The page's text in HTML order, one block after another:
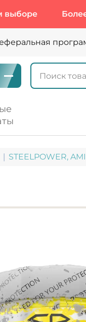
Более 10
STEELPOWER,